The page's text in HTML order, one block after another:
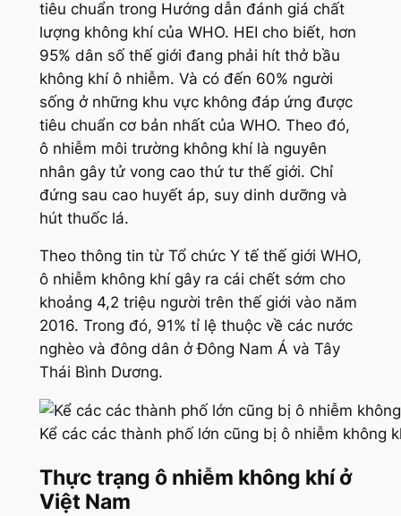
tiêu chuẩn trong Hướng dẫn đánh giá chất
lượng không khí của WHO. HEI cho biết, hơn
95% dân số thế giới đang phải hít thở bầu
không khí ô nhiễm. Và có đến 60% người
sống ở những khu vực không đáp ứng được
tiêu chuẩn cơ bản nhất của WHO. Theo đó,
ô nhiễm môi trường không khí là nguyên
nhân gây tử vong cao thứ tư thế giới. Chỉ
đứng sau cao huyết áp, suy dinh dưỡng và
hút thuốc lá.
Theo thông tin từ Tổ chức Y tế thế giới WHO,
ô nhiễm không khí gây ra cái chết sớm cho
khoảng 4,2 triệu người trên thế giới vào năm
2016. Trong đó, 91% tỉ lệ thuộc về các nước
nghèo và đông dân ở Đông Nam Á và Tây
Thái Bình Dương.
Kể các các thành phố lớn cũng bị ô nhiễm không
Thực trạng ô nhiễm không khí ở
Việt Nam